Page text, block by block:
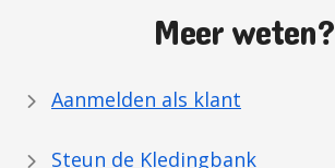
Meer weten?
Aanmelden als klant
Steun de Kledingbank